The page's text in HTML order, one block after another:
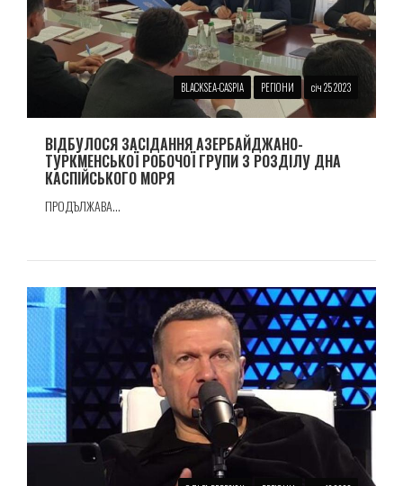
BLACKSEA-CASPIA РЕГІОНИ січ 25 2023
ВІДБУЛОСЯ ЗАСІДАННЯ АЗЕРБАЙДЖАНО-
ТУРКМЕНСЬКОЇ РОБОЧОЇ ГРУПИ З РОЗДІЛУ ДНА
КАСПІЙСЬКОГО МОРЯ
ПРОДЪЛЖАВА...